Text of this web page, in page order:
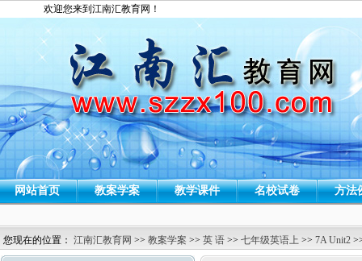
欢迎您来到江南汇教育网！
网站首页 教案学案 教学课件 名校试卷 方法
您现在的位置： 江南汇教育网 >> 教案学案 >> 英 语 >> 七年级英语上 >> 7A Unit2